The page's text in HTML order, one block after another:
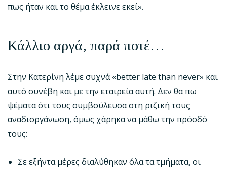
πως ήταν και το θέμα έκλεινε εκεί».
Κάλλιο αργά, παρά ποτέ…
Στην Κατερίνη λέμε συχνά «better late than never» και
αυτό συνέβη και με την εταιρεία αυτή. Δεν θα πω
ψέματα ότι τους συμβούλευσα στη ριζική τους
αναδιοργάνωση, όμως χάρηκα να μάθω την πρόοδό
τους:
Σε εξήντα μέρες διαλύθηκαν όλα τα τμήματα, οι